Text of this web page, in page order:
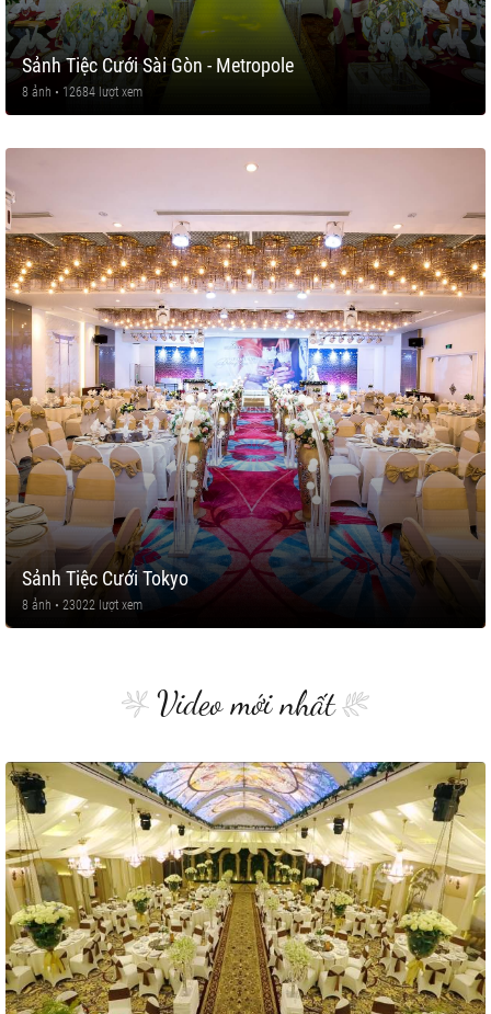
Sảnh Tiệc Cưới Sài Gòn - Metropole
8 ảnh • 12684 lượt xem
Sảnh Tiệc Cưới Tokyo
8 ảnh • 23022 lượt xem
Video mới nhất